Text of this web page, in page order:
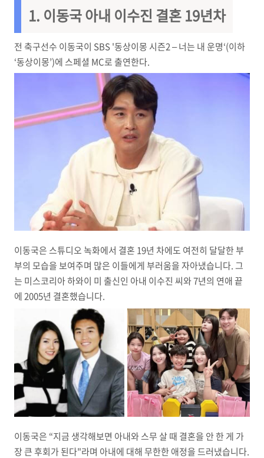
1. 이동국 아내 이수진 결혼 19년차
전 축구선수 이동국이 SBS '동상이몽 시즌2 – 너는 내 운명‘(이하
‘동상이몽’)에 스페셜 MC로 출연한다.
이동국은 스튜디오 녹화에서 결혼 19년 차에도 여전히 달달한 부
부의 모습을 보여주며 많은 이들에게 부러움을 자아냈습니다. 그
는 미스코리아 하와이 미 출신인 아내 이수진 씨와 7년의 연애 끝
에 2005년 결혼했습니다.
이동국은 “지금 생각해보면 아내와 스무 살 때 결혼을 안 한 게 가
장 큰 후회가 된다"라며 아내에 대해 무한한 애정을 드러냈습니다.